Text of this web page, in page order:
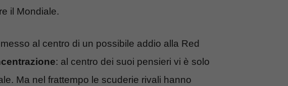
il Mondiale.
al centro di un possibile addio alla Red
: al centro dei suoi pensieri vi è solo
Ma nel frattempo le scuderie rivali hanno